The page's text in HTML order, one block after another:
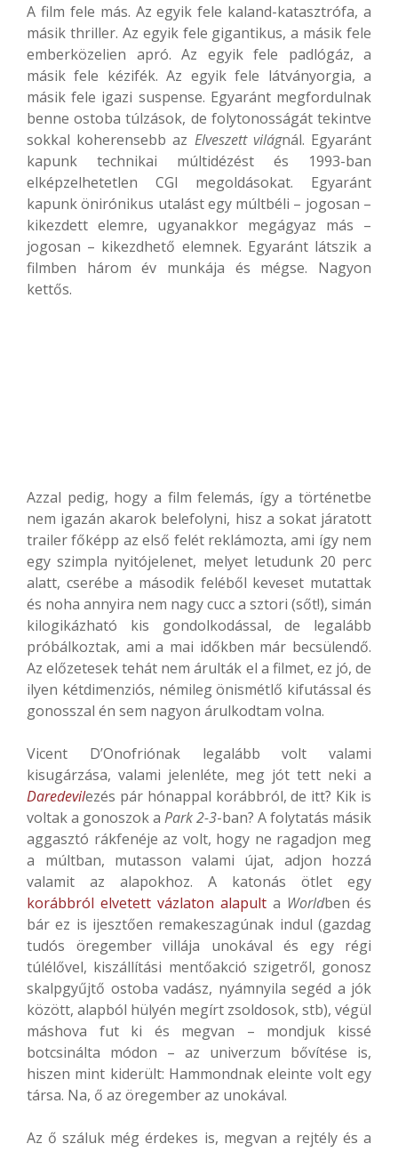
A film fele más. Az egyik fele kaland-katasztrófa, a
másik thriller. Az egyik fele gigantikus, a másik fele
emberközelien apró. Az egyik fele padlógáz, a
másik fele kézifék. Az egyik fele látványorgia, a
másik fele igazi suspense. Egyaránt megfordulnak
benne ostoba túlzások, de folytonosságát tekintve
sokkal koherensebb az Elveszett világnál. Egyaránt
kapunk technikai múltidézést és 1993-ban
elképzelhetetlen CGI megoldásokat. Egyaránt
kapunk önirónikus utalást egy múltbéli – jogosan –
kikezdett elemre, ugyanakkor megágyaz más –
jogosan – kikezdhető elemnek. Egyaránt látszik a
filmben három év munkája és mégse. Nagyon
kettős.
Azzal pedig, hogy a film felemás, így a történetbe
nem igazán akarok belefolyni, hisz a sokat járatott
trailer főképp az első felét reklámozta, ami így nem
egy szimpla nyitójelenet, melyet letudunk 20 perc
alatt, cserébe a második feléből keveset mutattak
és noha annyira nem nagy cucc a sztori (sőt!), simán
kilogikázható kis gondolkodással, de legalább
próbálkoztak, ami a mai időkben már becsülendő.
Az előzetesek tehát nem árulták el a filmet, ez jó, de
ilyen kétdimenziós, némileg önismétlő kifutással és
gonosszal én sem nagyon árulkodtam volna.
Vicent D’Onofriónak legalább volt valami
kisugárzása, valami jelenléte, meg jót tett neki a
Daredevilezés pár hónappal korábbról, de itt? Kik is
voltak a gonoszok a Park 2-3-ban? A folytatás másik
aggasztó rákfenéje az volt, hogy ne ragadjon meg
a múltban, mutasson valami újat, adjon hozzá
valamit az alapokhoz. A katonás ötlet egy
korábbról elvetett vázlaton alapult a Worldben és
bár ez is ijesztően remakeszagúnak indul (gazdag
tudós öregember villája unokával és egy régi
túlélővel, kiszállítási mentőakció szigetről, gonosz
skalpgyűjtő ostoba vadász, nyámnyila segéd a jók
között, alapból hülyén megírt zsoldosok, stb), végül
máshova fut ki és megvan – mondjuk kissé
botcsinálta módon – az univerzum bővítése is,
hiszen mint kiderült: Hammondnak eleinte volt egy
társa. Na, ő az öregember az unokával.
Az ő száluk még érdekes is, megvan a rejtély és a